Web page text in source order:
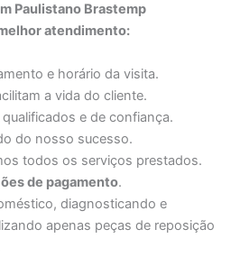
Paulistano Brastemp
atendimento:
e horário da visita.
a vida do cliente.
e de confiança.
do nosso sucesso.
todos os serviços prestados.
de pagamento.
diagnosticando e
apenas peças de reposição